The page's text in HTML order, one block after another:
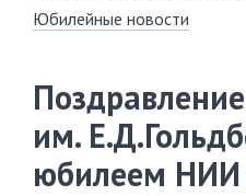
Юбилейные новости
им.
юбилеем НИИ